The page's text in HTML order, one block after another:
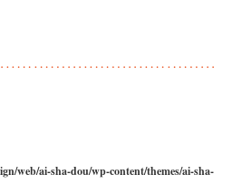
web/ai-sha-dou/wp-content/themes/ai-sha-